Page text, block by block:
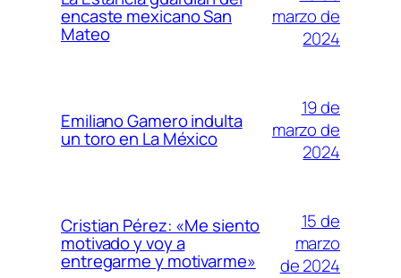
encaste mexicano San
Mateo
marzo de
2024
Emiliano Gamero indulta
un toro en La México
19 de
marzo de
2024
Cristian Pérez: «Me siento
motivado y voy a
entregarme y motivarme»
15 de
marzo
de 2024